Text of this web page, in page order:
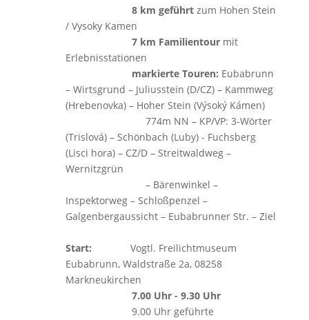
8 km geführtzum Hohen Stein
/ Vysoky Kamen
7 km Familientourmit
Erlebnisstationen
markierte Touren: Eubabrunn
– Wirtsgrund – Juliusstein (D/CZ) – Kammweg
(Hrebenovka) – Hoher Stein (Výsoký Kámen)
774m NN – KP/VP: 3-Wörter
(Trislová) – Schönbach (Luby) - Fuchsberg
(Lisci hora) – CZ/D – Streitwaldweg –
Wernitzgrün
– Bärenwinkel –
Inspektorweg – Schloßpenzel –
Galgenbergaussicht – Eubabrunner Str. – Ziel
Start: Vogtl. Freilichtmuseum
Eubabrunn, Waldstraße 2a, 08258
Markneukirchen
7.00 Uhr - 9.30 Uhr
9.00 Uhr geführte